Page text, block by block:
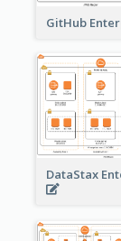
GitHub
DataStax